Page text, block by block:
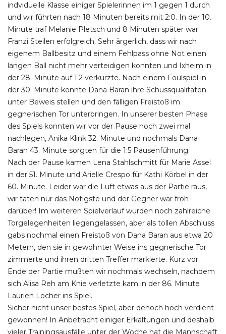
indviduelle Klasse einiger Spielerinnen im 1 gegen 1 durch
und wir führten nach 18 Minuten bereits mit 2:0. In der 10.
Minute traf Melanie Pletsch und 8 Minuten später war
Franzi Steilen erfolgreich. Sehr ärgerlich, dass wir nach
eigenem Ballbesitz und einem Fehlpass ohne Not einen
langen Ball nicht mehr verteidigen konnten und Ixheim in
der 28. Minute auf 1:2 verkürzte. Nach einem Foulspiel in
der 30. Minute konnte Dana Baran ihre Schussqualitäten
unter Beweis stellen und den fälligen Freistoß im
gegnerischen Tor unterbringen. In unserer besten Phase
des Spiels konnten wir vor der Pause noch zwei mal
nachlegen, Anika Klink 32. Minute und nochmals Dana
Baran 43. Minute sorgten für die 1:5 Pausenführung.
Nach der Pause kamen Lena Stahlschmitt für Marie Assel
in der 51. Minute und Arielle Crespo für Kathi Körbel in der
60. Minute. Leider war die Luft etwas aus der Partie raus,
wir taten nur das Nötigste und der Gegner war froh
darüber! Im weiteren Spielverlauf wurden noch zahlreiche
Torgelegenheiten liegengelassen, aber als tollen Abschluss
gabs nochmal einen Freistoß von Dana Baran aus etwa 20
Metern, den sie in gewohnter Weise ins gegnerische Tor
zimmerte und ihren dritten Treffer markierte. Kurz vor
Ende der Partie mußten wir nochmals wechseln, nachdem
sich Alisa Reh am Knie verletzte kam in der 86. Minute
Laurien Locher ins Spiel.
Sicher nicht unser bestes Spiel, aber denoch hoch verdient
gewonnen! In Anbetracht einiger Erkältungen und deshalb
vieler Trainingsausfälle unter der Woche hat die Mannschaft